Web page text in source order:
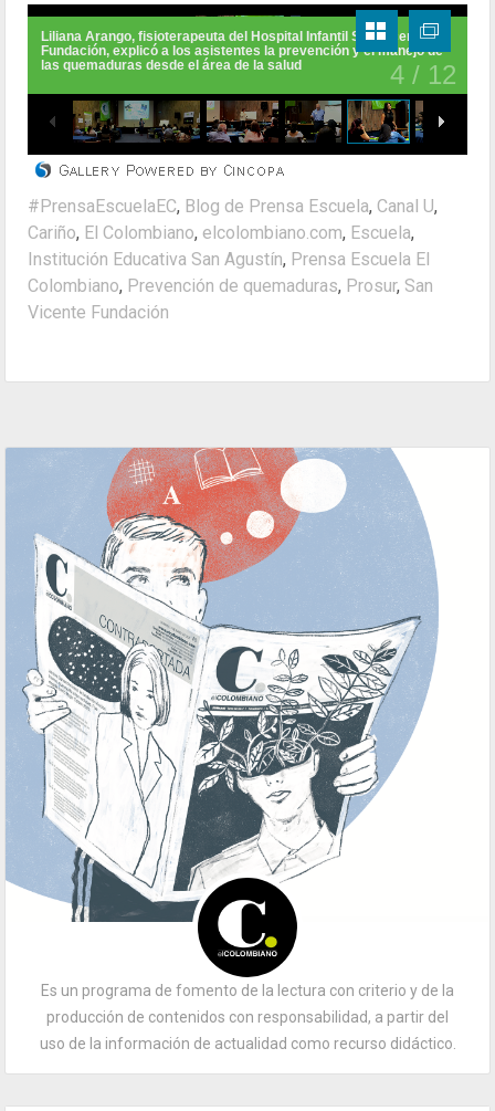
#PrensaEscuelaEC, Blog de Prensa Escuela, Canal U,
Cariño, El Colombiano, elcolombiano.com, Escuela,
Institución Educativa San Agustín, Prensa Escuela El
Colombiano, Prevención de quemaduras, Prosur, San
Vicente Fundación
Es un programa de fomento de la lectura con criterio y de la
producción de contenidos con responsabilidad, a partir del
uso de la información de actualidad como recurso didáctico.